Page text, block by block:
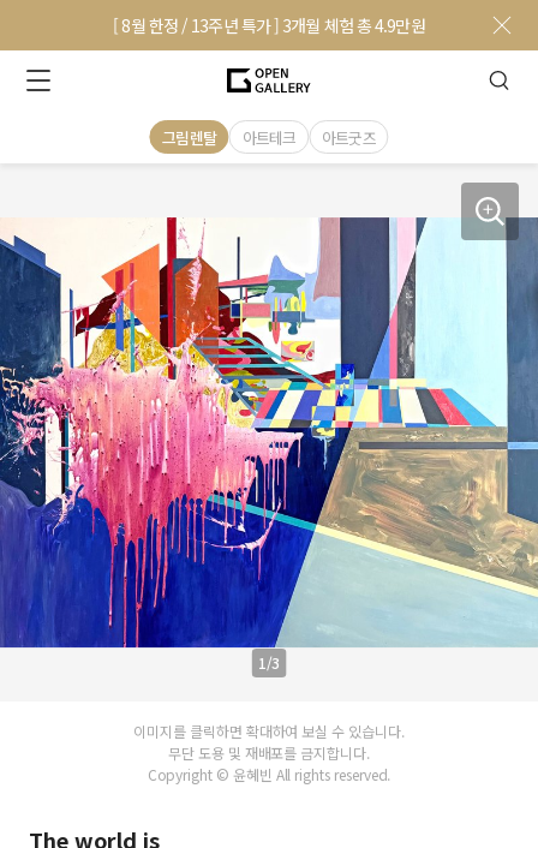
[ 8월 한정 / 13주년 특가 ] 3개월 체험 총 4.9만원
그림렌탈 아트테크 아트굿즈
1/3
이미지를 클릭하면 확대하여 보실 수 있습니다.
무단 도용 및 재배포를 금지합니다.
Copyright © 윤혜빈 All rights reserved.
The world is